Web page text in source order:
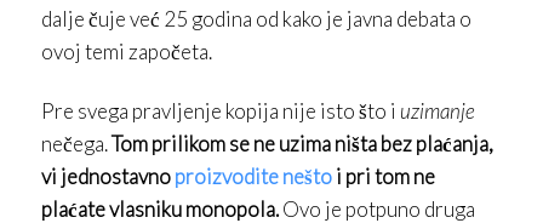
dalje čuje već 25 godina od kako je javna debata o
ovoj temi započeta.
Pre svega pravljenje kopija nije isto što i uzimanje
nečega.Tom prilikom se ne uzima ništa bez plaćanja,
vi jednostavnoproizvodite neštoi pri tom ne
plaćate vlasniku monopola.Ovo je potpuno druga